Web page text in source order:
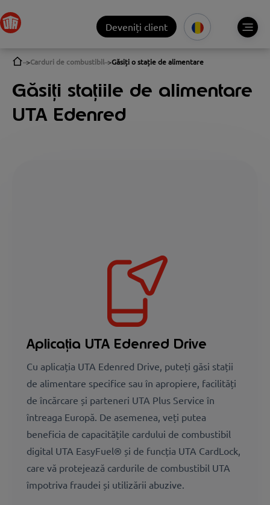
Deveniți client
Carduri de combustibil Găsiți o stație de alimentare
Găsiți stațiile de alimentare
UTA Edenred
Aplicația UTA Edenred Drive
Cu aplicația UTA Edenred Drive, puteți găsi stații
de alimentare specifice sau în apropiere, facilități
de încărcare și parteneri UTA Plus Service în
întreaga Europă. De asemenea, veți putea
beneficia de capacitățile cardului de combustibil
digital UTA EasyFuel® și de funcția UTA CardLock,
care vă protejează cardurile de combustibil UTA
împotriva fraudei și utilizării abuzive.